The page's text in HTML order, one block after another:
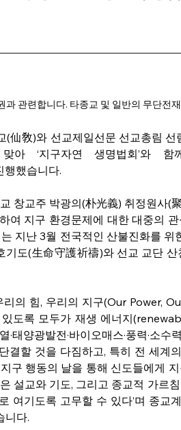
관련합니다. 타종교 및 일반의 무단전
仙敎)와 선교제일선문 선교총림
‘지구자연 생명법회’와 함
행했습니다.
창교주 박광의(朴光義) 취정원사(
여 지구 환경문제에 대한 대중의
지난 3월 전국적인 산불진화를 위
도(生命守護祈禱)와 선교 교단
의 힘, 우리의 지구(Our Power,
도록 모두가 재생 에너지
양광발전·바이오매스·풍력·소수력
결할 것을 다짐하고, 특히 전 세계
구 행동의 날을 통해 신도들에게
설교와 기도, 그리고 종교적 가르
여기도록 고무할 수 있다’며 종교
니다.